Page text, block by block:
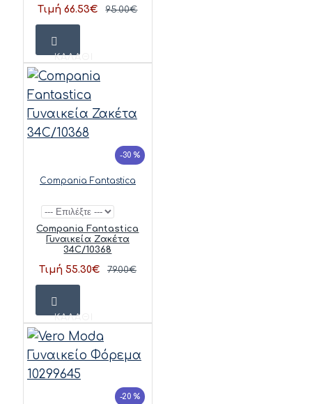
Τιμή 66.53€ 95.00€
ΚΑΛΆΘΙ
-30 %
Compania Fantastica
Compania Fantastica
Γυναικεία Ζακέτα
34C/10368
Τιμή 55.30€ 79.00€
ΚΑΛΆΘΙ
-20 %